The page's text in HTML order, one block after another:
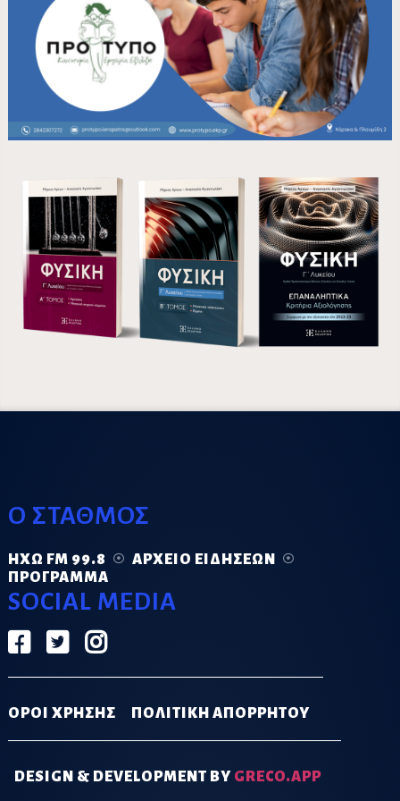
Ο ΣΤΑΘΜΟΣ
ΗΧΏ FM 99.8
ΑΡΧΕΊΟ ΕΙΔΉΣΕΩΝ
ΠΡΌΓΡΑΜΜΑ
SOCIAL MEDIA
ΟΡΟΙ ΧΡΗΣΗΣ ΠΟΛΙΤΙΚΗ ΑΠΟΡΡΗΤΟΥ
DESIGN & DEVELOPMENT BY GRECO.APP